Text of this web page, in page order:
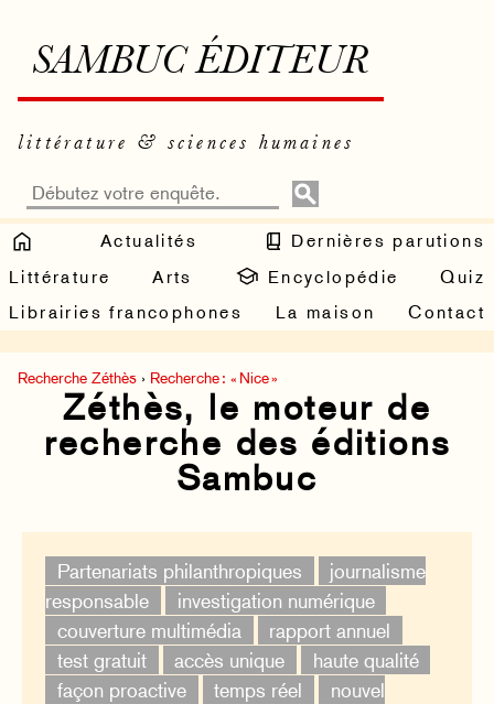
SAMBUC ÉDITEUR
littérature & sciences humaines
Actualités
Dernières parutions
Littérature
Arts Encyclopédie
Quiz
Librairies francophones
La maison Contact
Recherche Zéthès › Recherche : « Nice »
Zéthès, le moteur de
recherche des éditions
Sambuc
Partenariats philanthropiques
journalisme
responsable
investigation numérique
couverture multimédia
rapport annuel
test gratuit
accès unique
haute qualité
façon proactive
temps réel
nouvel